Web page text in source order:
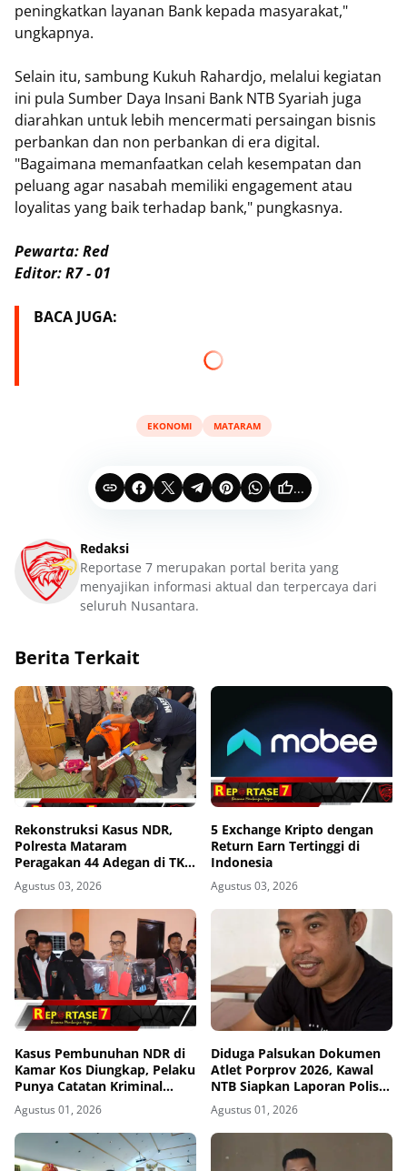
peningkatkan layanan Bank kepada masyarakat,"
ungkapnya.
Selain itu, sambung Kukuh Rahardjo, melalui kegiatan
ini pula Sumber Daya Insani Bank NTB Syariah juga
diarahkan untuk lebih mencermati persaingan bisnis
perbankan dan non perbankan di era digital.
"Bagaimana memanfaatkan celah kesempatan dan
peluang agar nasabah memiliki engagement atau
loyalitas yang baik terhadap bank," pungkasnya.
Pewarta: Red
Editor: R7 - 01
BACA JUGA:
EKONOMI MATARAM
...
Redaksi
Reportase 7 merupakan portal berita yang
menyajikan informasi aktual dan terpercaya dari
seluruh Nusantara.
Berita Terkait
Rekonstruksi Kasus NDR,
Polresta Mataram
Peragakan 44 Adegan di TKP
Kos Gomong
Agustus 03, 2026
5 Exchange Kripto dengan
Return Earn Tertinggi di
Indonesia
Agustus 03, 2026
Kasus Pembunuhan NDR di
Kamar Kos Diungkap, Pelaku
Punya Catatan Kriminal
Kekerasan
Agustus 01, 2026
Diduga Palsukan Dokumen
Atlet Porprov 2026, Kawal
NTB Siapkan Laporan Polisi
ke Polda NTB
Agustus 01, 2026